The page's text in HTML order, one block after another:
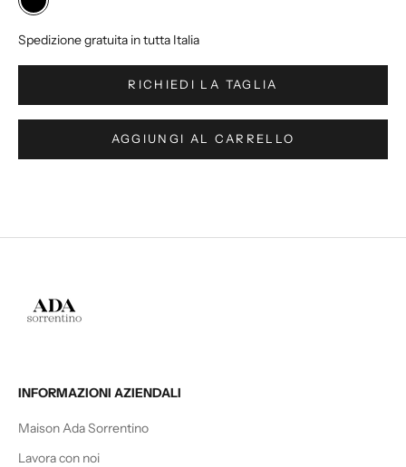
NERO
Spedizione gratuita in tutta Italia
RICHIEDI LA TAGLIA
AGGIUNGI AL CARRELLO
INFORMAZIONI AZIENDALI
Maison Ada Sorrentino
Lavora con noi